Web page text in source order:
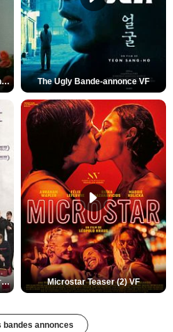
Des Fleurs pour Tokyo Bande-annonce VO STFR The Ugly Bande-annonce VF
De la Comédie-Française Teaser (3) VF Microstar Teaser (2) VF
bandes annonces